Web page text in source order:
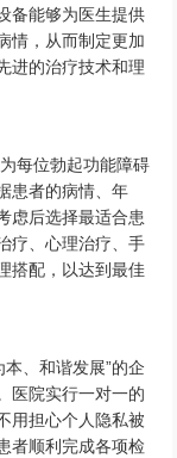
备能够为医生提供
情，从而制定更加
进的治疗技术和理
每位勃起功能障碍
患者的病情、年
虑后选择最适合患
疗、心理治疗、手
搭配，以达到最佳
、和谐发展”的企
医院实行一对一的
用担心个人隐私被
者顺利完成各项检